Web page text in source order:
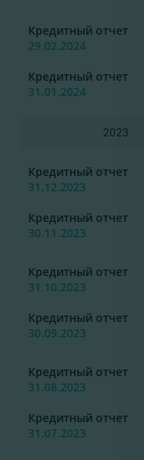
Кредитный отчет
29.02.2024
Кредитный отчет
31.01.2024
2023
Кредитный отчет
31.12.2023
Кредитный отчет
30.11.2023
Кредитный отчет
31.10.2023
Кредитный отчет
30.09.2023
Кредитный отчет
31.08.2023
Кредитный отчет
31.07.2023